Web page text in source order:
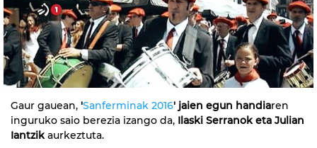
Gaur gauean, 'Sanferminak 2016' jaien egun handiaren
inguruko saio berezia izango da, Ilaski Serranok eta Julian
Iantzik aurkeztuta.